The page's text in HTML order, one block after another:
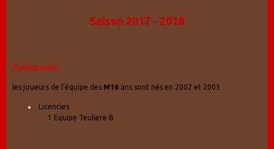
Saison 2017 - 2018
Présentation
les joueurs de l’équipe des M16 ans sont nés en 2002 et 2003
Licencies
1 Equipe Teuliere B